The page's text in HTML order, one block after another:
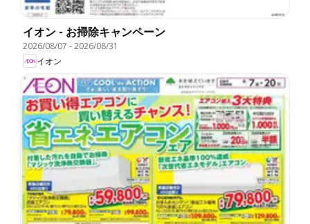
イオン - お掃除キャンペーン
2026/08/07 -2026/08/31
イオン